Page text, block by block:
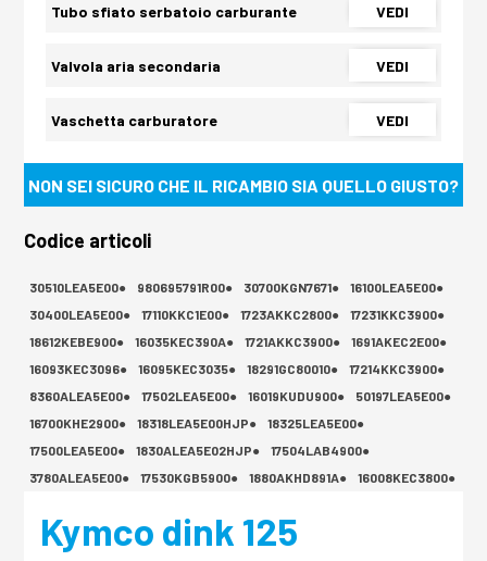
Tubo sfiato serbatoio carburante VEDI
Valvola aria secondaria VEDI
Vaschetta carburatore VEDI
NON SEI SICURO CHE IL RICAMBIO SIA QUELLO GIUSTO?
Codice articoli
30510LEA5E00● 980695791R00● 30700KGN7671●
16100LEA5E00●
30400LEA5E00●
17110KKC1E00● 1723AKKC2800●
17231KKC3900●
18612KEBE900●
16035KEC390A● 1721AKKC3900●
1691AKEC2E00●
16093KEC3096●
16095KEC3035● 18291GC80010●
17214KKC3900●
8360ALEA5E00●
17502LEA5E00● 16019KUDU900●
50197LEA5E00●
16700KHE2900●
18318LEA5E00HJP●
18325LEA5E00●
17500LEA5E00●
1830ALEA5E02HJP●
17504LAB4900●
3780ALEA5E00●
17530KGB5900● 1880AKHD891A● 16008KEC3800●
Kymco dink 125